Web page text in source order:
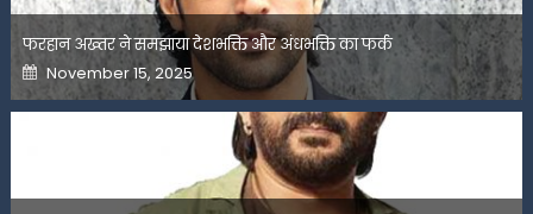
फरहान अख्तर ने समझाया देशभक्ति और अंधभक्ति का फर्क
Posted
on
November 15, 2025